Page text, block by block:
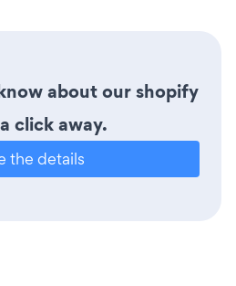
about our shopify
click away.
the details